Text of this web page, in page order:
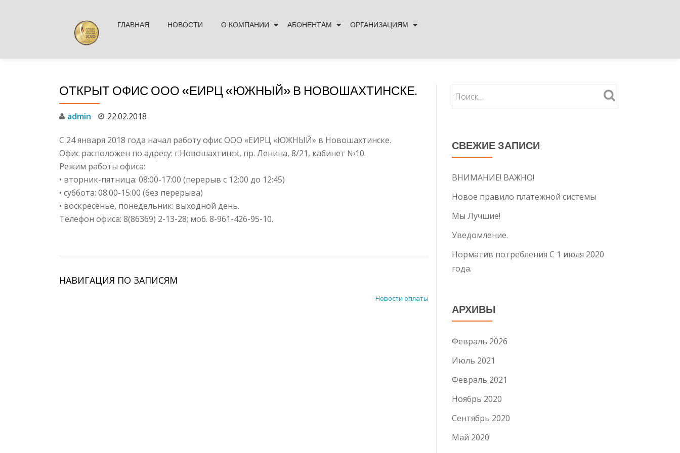
ГЛАВНАЯ НОВОСТИ О КОМПАНИИ АБОНЕНТАМ ОРГАНИЗАЦИЯМ
ОТКРЫТ ОФИС ООО «ЕИРЦ «ЮЖНЫЙ» В НОВОШАХТИНСКЕ.
admin 22.02.2018
С 24 января 2018 года начал работу офис ООО «ЕИРЦ «ЮЖНЫЙ» в Новошахтинске.
Офис расположен по адресу: г.Новошахтинск, пр. Ленина, 8/21, кабинет №10.
Режим работы офиса:
• вторник-пятница: 08:00-17:00 (перерыв с 12:00 до 12:45)
• суббота: 08:00-15:00 (без перерыва)
• воскресенье, понедельник: выходной день.
Телефон офиса: 8(86369) 2-13-28; моб. 8-961-426-95-10.
НАВИГАЦИЯ ПО ЗАПИСЯМ
Новости оплаты
СВЕЖИЕ ЗАПИСИ
ВНИМАНИЕ! ВАЖНО!
Новое правило платежной системы
Мы Лучшие!
Уведомление.
Норматив потребления С 1 июля 2020
года.
АРХИВЫ
Февраль 2026
Июль 2021
Февраль 2021
Ноябрь 2020
Сентябрь 2020
Май 2020